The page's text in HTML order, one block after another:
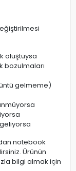
oluştuysa
bozulmaları
gelmeme)
notebook
Ürünün
bilgi almak için